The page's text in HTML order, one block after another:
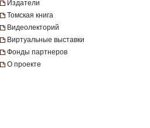
Издатели
Томская книга
Видеолекторий
Виртуальные выставки
Фонды партнеров
О проекте